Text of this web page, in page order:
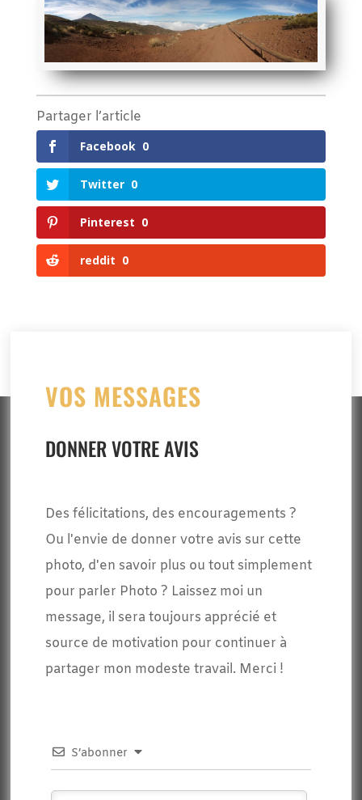
Partager l’article
Facebook 0
Twitter 0
Pinterest 0
reddit 0
VOS MESSAGES
DONNER VOTRE AVIS
Des félicitations, des encouragements ?
Ou l'envie de donner votre avis sur cette
photo, d'en savoir plus ou tout simplement
pour parler Photo ? Laissez moi un
message, il sera toujours apprécié et
source de motivation pour continuer à
partager mon modeste travail. Merci !
S’abonner